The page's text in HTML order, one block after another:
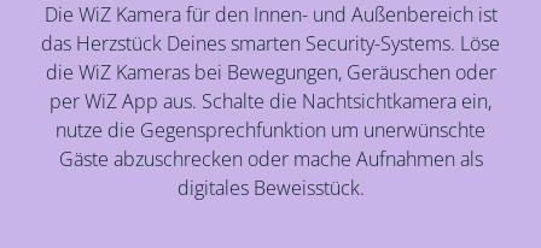
Die WiZ Kamera für den Innen- und Außenbereich ist
das Herzstück Deines smarten Security-Systems. Löse
die WiZ Kameras bei Bewegungen, Geräuschen oder
per WiZ App aus. Schalte die Nachtsichtkamera ein,
nutze die Gegensprechfunktion um unerwünschte
Gäste abzuschrecken oder mache Aufnahmen als
digitales Beweisstück.